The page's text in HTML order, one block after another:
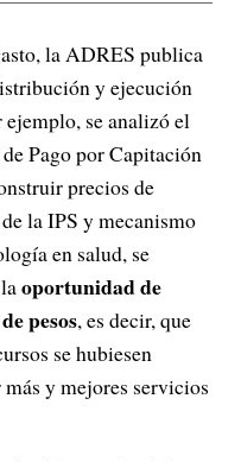
la ADRES publica
y ejecución
se analizó el
Pago por Capitación
precios de
la IPS y mecanismo
en salud, se
oportunidad de
pesos, es decir, que
se hubiesen
y mejores servicios